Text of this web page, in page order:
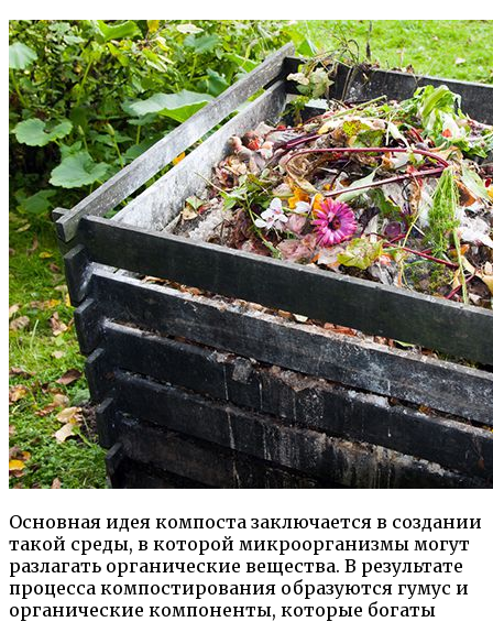
Основная идея компоста заключается в создании
такой среды, в которой микроорганизмы могут
разлагать органические вещества. В результате
процесса компостирования образуются гумус и
органические компоненты, которые богаты